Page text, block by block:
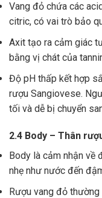
Vang đỏ chứa các
citric, có vai trò bảo
Axit tạo ra cảm giác
bằng vị chát của
Độ pH thấp kết hợp
rượu Sangiovese.
tối và dễ bị chuyển
2.4 Body – Thân
Body là cảm nhận về
nhẹ như nước đến
Rượu vang đỏ